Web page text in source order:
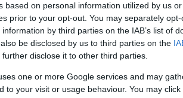
based on personal information utilized by us
prior to your opt-out. You may separately
by third parties on the IAB’s list of
be disclosed by us to third parties on the
disclose it to other third parties.
one or more Google services and may
to your visit or usage behaviour. You may
accademici più
più basse rispetto agli
le laureate donne in
contro il 48% dei colleghi
superiorerispetto a